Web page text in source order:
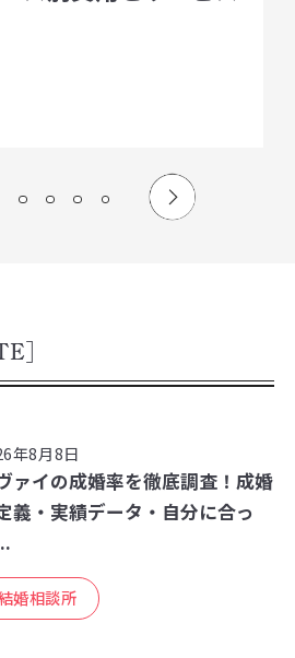
年8月8日
ァイの成婚率を徹底調査！成婚
義・実績データ・自分に合っ
婚相談所